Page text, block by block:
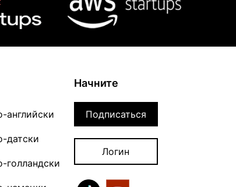
английски
датски
голландски
Начните
Подписаться
Логин